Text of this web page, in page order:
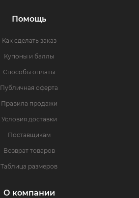
Помощь
Как сделать заказ
Купоны и баллы
Способы оплаты
Публичная оферта
Правила продажи
Условия доставки
Поставщикам
Возврат товаров
Таблица размеров
О компании